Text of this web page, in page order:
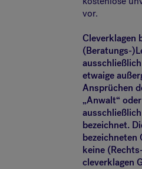
vor.
Cleverklagen
(Beratungs-
etwaige
Ansprüchen
„Anwalt“
bezeichnet.
bezeichneten
keine
cleverklagen